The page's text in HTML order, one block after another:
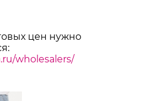
цен нужно
wholesalers/